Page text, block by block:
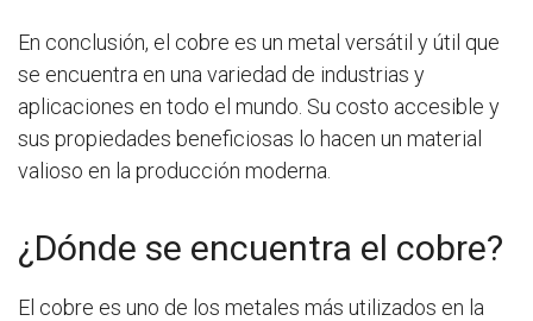
En conclusión, el cobre es un metal versátil y útil que
se encuentra en una variedad de industrias y
aplicaciones en todo el mundo. Su costo accesible y
sus propiedades beneficiosas lo hacen un material
valioso en la producción moderna.
¿Dónde se encuentra el cobre?
El cobre es uno de los metales más utilizados en la